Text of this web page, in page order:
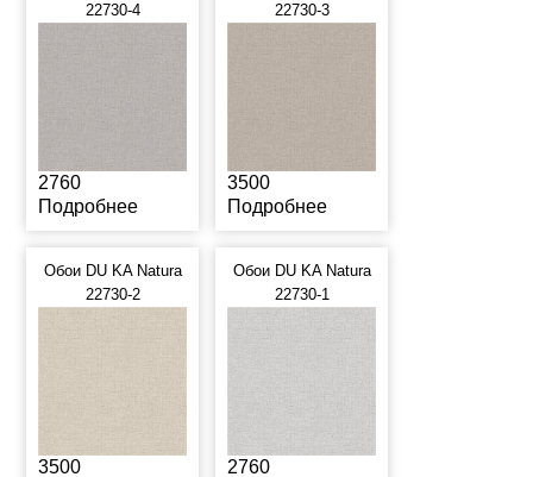
22730-4
2760
Подробнее
22730-3
3500
Подробнее
Обои DU KA Natura
22730-2
3500
Обои DU KA Natura
22730-1
2760